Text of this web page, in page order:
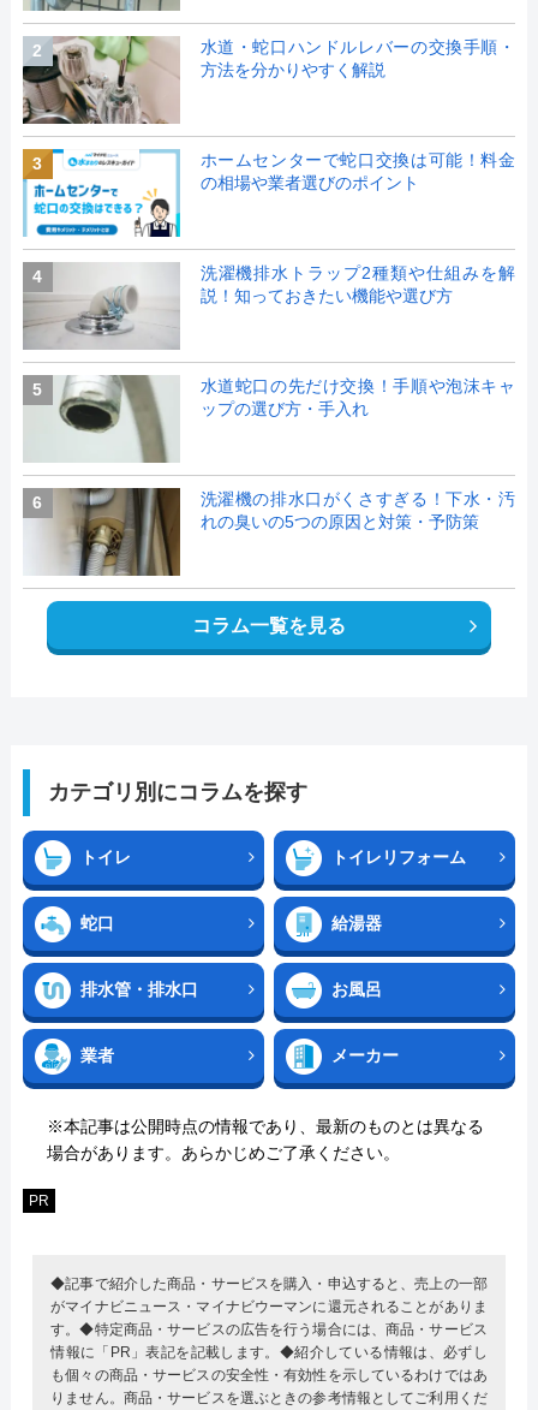
2
水道・蛇口ハンドルレバーの交換手順・
方法を分かりやすく解説
3
ホームセンターで蛇口交換は可能！料金
の相場や業者選びのポイント
4
洗濯機排水トラップ2種類や仕組みを解
説！知っておきたい機能や選び方
5
水道蛇口の先だけ交換！手順や泡沫キャ
ップの選び方・手入れ
6
洗濯機の排水口がくさすぎる！下水・汚
れの臭いの5つの原因と対策・予防策
コラム一覧を見る
カテゴリ別にコラムを探す
トイレ トイレリフォーム
蛇口 給湯器
排水管・排水口 お風呂
業者 メーカー
※本記事は公開時点の情報であり、最新のものとは異なる
場合があります。あらかじめご了承ください。
PR
◆記事で紹介した商品・サービスを購入・申込すると、売上の一部
がマイナビニュース・マイナビウーマンに還元されることがありま
す。◆特定商品・サービスの広告を行う場合には、商品・サービス
情報に「PR」表記を記載します。◆紹介している情報は、必ずし
も個々の商品・サービスの安全性・有効性を示しているわけではあ
りません。商品・サービスを選ぶときの参考情報としてご利用くだ